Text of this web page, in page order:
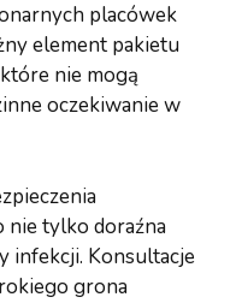
placówek
element pakietu
nie mogą
oczekiwanie w
tylko doraźna
infekcji. Konsultacje
grona